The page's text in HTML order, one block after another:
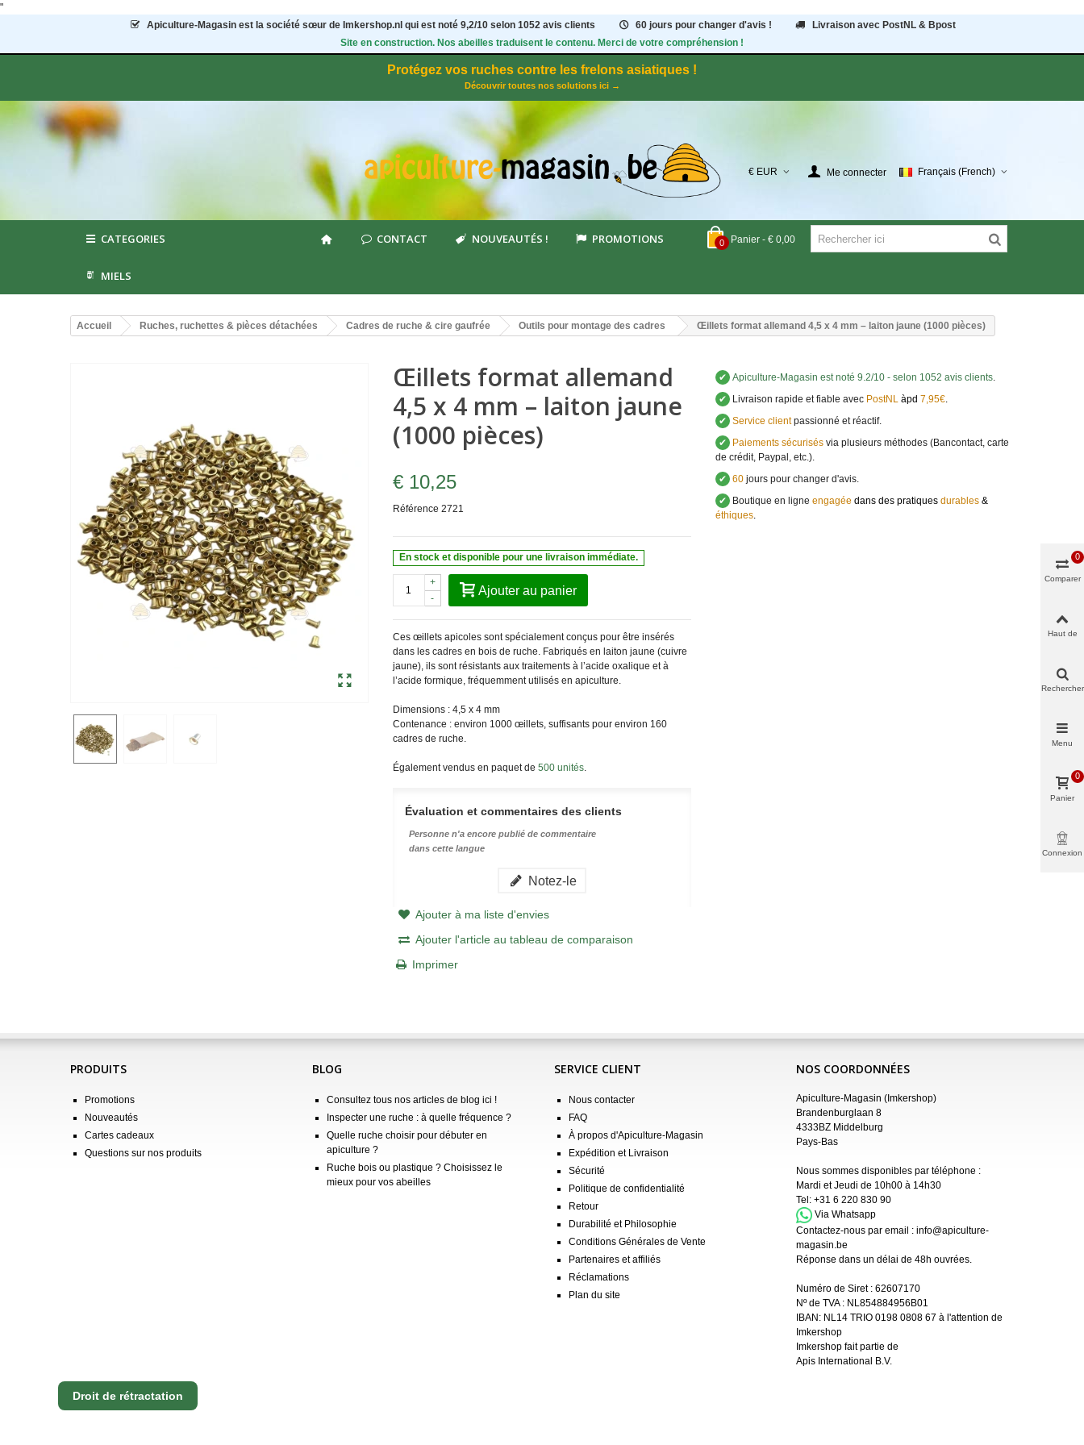
"
Apiculture-Magasin est la société sœur de Imkershop.nl qui est noté 9,2/10 selon 1052avis clients 60 jours pour changer d'avis !
Livraison avec PostNL & Bpost
Site en construction. Nos abeilles traduisent le contenu. Merci de votre compréhension !
Protégez vos ruches contre les frelons asiatiques !
Découvrir toutes nos solutions ici →
€ EUR Me connecter Français (French)
0 Panier - € 0,00
CATEGORIES CONTACT NOUVEAUTÉS ! PROMOTIONS
MIELS
Accueil Ruches, ruchettes & pièces détachées Cadres de ruche & cire gaufrée Outils pour montage des cadres Œillets format allemand 4,5 x 4 mm – laiton jaune (1000 pièces)
Œillets format allemand
4,5 x 4 mm – laiton jaune
(1000 pièces)
€ 10,25
Référence 2721
En stock et disponible pour une livraison immédiate.
-
+
Ajouter au panier
Ces œillets apicoles sont spécialement conçus pour être insérés
dans les cadres en bois de ruche. Fabriqués en laiton jaune (cuivre
jaune), ils sont résistants aux traitements à l’acide oxalique et à
l’acide formique, fréquemment utilisés en apiculture.
Dimensions : 4,5 x 4 mm
Contenance : environ 1000 œillets, suffisants pour environ 160
cadres de ruche.
Également vendus en paquet de 500 unités.
Évaluation et commentaires des clients
Personne n'a encore publié de commentaire
dans cette langue
Notez-le
Ajouter à ma liste d'envies
Ajouter l'article au tableau de comparaison
Imprimer
✔ Apiculture-Magasin est noté 9.2/10 - selon 1052 avis clients.
✔ Livraison rapide et fiable avecPostNL àpd 7,95€.
✔ Service clientpassionné et réactif.
✔ Paiements sécurisésvia plusieurs méthodes (Bancontact, carte
de crédit, Paypal, etc.).
✔ 60jours pour changer d'avis.
✔ Boutique en ligne engagée dans des pratiques durables&
éthiques.
PRODUITS
Promotions
Nouveautés
Cartes cadeaux
Questions sur nos produits
BLOG
Consultez tous nos articles de blog ici !
Inspecter une ruche : à quelle fréquence ?
Quelle ruche choisir pour débuter en
apiculture ?
Ruche bois ou plastique ? Choisissez le
mieux pour vos abeilles
SERVICE CLIENT
Nous contacter
FAQ
À propos d'Apiculture-Magasin
Expédition et Livraison
Sécurité
Politique de confidentialité
Retour
Durabilité et Philosophie
Conditions Générales de Vente
Partenaires et affiliés
Réclamations
Plan du site
NOS COORDONNÉES
Apiculture-Magasin (Imkershop)
Brandenburglaan 8
4333BZ Middelburg
Pays-Bas
Nous sommes disponibles par téléphone :
Mardi et Jeudi de 10h00 à 14h30
Tel: +31 6 220 830 90
Via Whatsapp
Contactez-nous par email : info@apiculture-
magasin.be
Réponse dans un délai de 48h ouvrées.
Numéro de Siret : 62607170
Nº de TVA : NL854884956B01
IBAN: NL14 TRIO 0198 0808 67 à l'attention de
Imkershop
Imkershop fait partie de
Apis International B.V.
Droit de rétractation
Comparer
0
Haut de
Rechercher
Menu
Panier
0
Connexion